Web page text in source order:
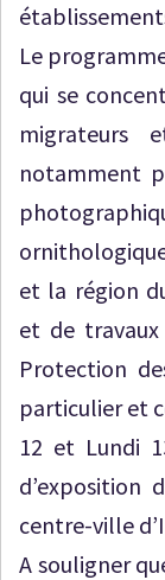
Le
qui se
migrateurs
notamment
et la région
et de
Protection
particulier et
12 et Lundi
d’exposition
centre-ville
A souligner